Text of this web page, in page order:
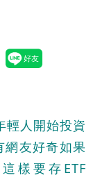
輕人開始投資
網友好奇如果
樣要存ETF